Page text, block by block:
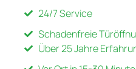
24/7 Service
Schadenfreie
Über 25 Jahre